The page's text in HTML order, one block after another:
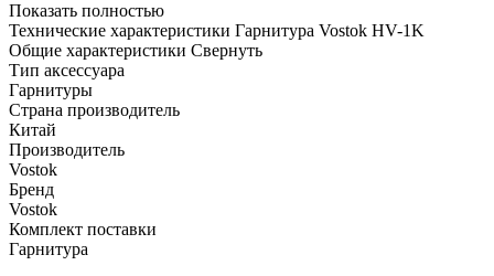
Показать полностью
Технические характеристики Гарнитура Vostok HV-1K
Общие характеристики Свернуть
Тип аксессуара
Гарнитуры
Страна производитель
Китай
Производитель
Vostok
Бренд
Vostok
Комплект поставки
Гарнитура